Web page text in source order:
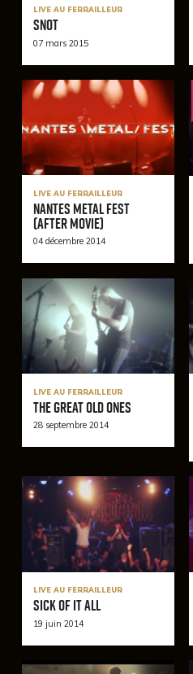
LIVE AU FERRAILLEUR
Snot
07 mars 2015
LIVE AU FERRAILLEUR
Nantes Metal Fest
(After Movie)
04 décembre 2014
LIVE AU FERRAILLEUR
The Great Old Ones
28 septembre 2014
LIVE AU FERRAILLEUR
Sick Of It All
19 juin 2014